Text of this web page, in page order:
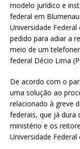
modelo jurídico e
federal em
Universidade Federal
pedido para adiar a
meio de um
federal Décio Lima
De acordo com o
uma solução ao
relacionado à greve
federais, que já dura
ministério e os
Universidade Federal